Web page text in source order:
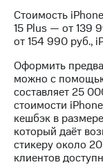
аудит
Рынок
акций
Порядок
выкупа
акций
Рынок
Стоимость
15 Plus — от 139
от 154 990 руб.,
Оформить
можно с
составляет 25
стоимости
кешбэк в
который даёт
стикеру около
клиентов